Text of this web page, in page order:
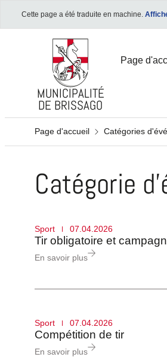
Cette page a été traduite en machine.
MUNICIPALITÉ
DE BRISSAGO
Page
Formulaires et
Portail e-Citizen
Carte de Brissago
Réservation de
Formulaires et
Portail e-Citizen
Carte de Brissago
Réservation de
Formulaires et
Portail e-Citizen
Carte de Brissago
Réservation de
Page d'accueil Catégories
Catégorie
Sport 07.04.2026
Tir obligatoire et
En savoir plus
Sport 07.04.2026
Compétition de tir
En savoir plus